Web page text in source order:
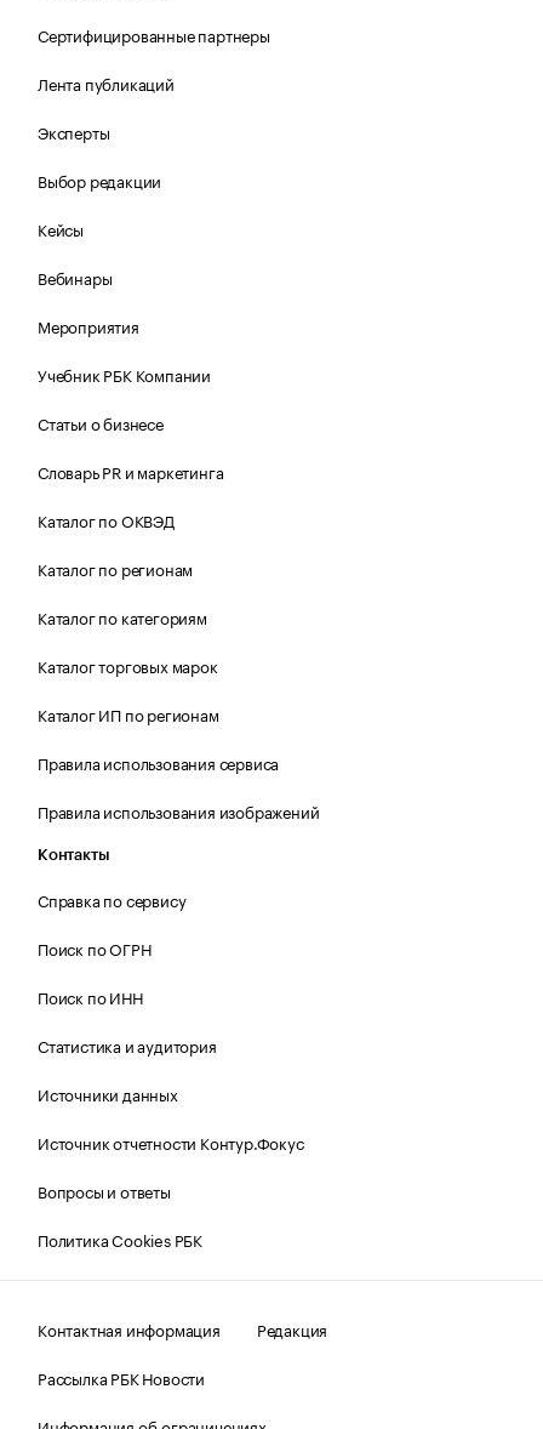
Сертифицированные партнеры
Лента публикаций
Эксперты
Выбор редакции
Кейсы
Вебинары
Мероприятия
Учебник РБК Компании
Статьи о бизнесе
Словарь PR и маркетинга
Каталог по ОКВЭД
Каталог по регионам
Каталог по категориям
Каталог торговых марок
Каталог ИП по регионам
Правила использования сервиса
Правила использования изображений
Контакты
Справка по сервису
Поиск по ОГРН
Поиск по ИНН
Статистика и аудитория
Источники данных
Источник отчетности Контур.Фокус
Вопросы и ответы
Политика Cookies РБК
Контактная информация
Редакция
Рассылка РБК Новости